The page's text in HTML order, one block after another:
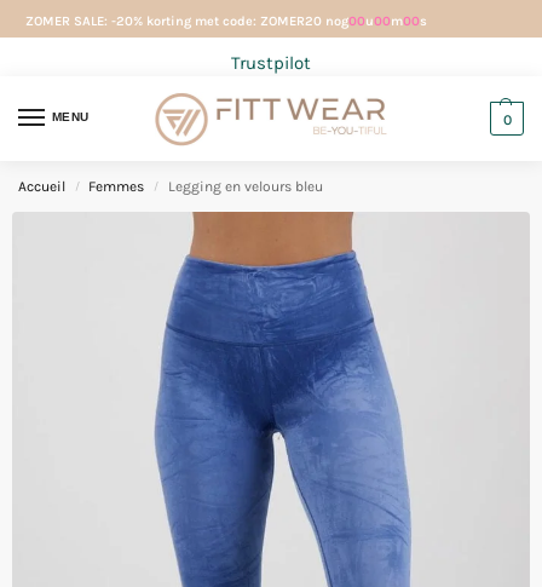
ZOMER SALE: -20% korting met code: ZOMER20 nog00u00m00s
Trustpilot
MENU 0
Accueil / Femmes / Legging en velours bleu